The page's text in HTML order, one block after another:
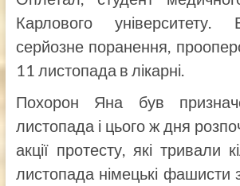
Карлового університету.
серйозне поранення,
11 листопада в лікарні.
Похорон Яна був
листопада і цього ж дня
акції протесту, які тривали
листопада німецькі фашисти